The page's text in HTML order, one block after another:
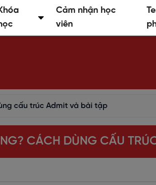
Cảm nhận học
viên
cấu trúc Admit và bài tập
CÁCH DÙNG CẤU